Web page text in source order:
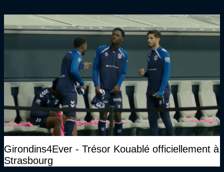
Girondins4Ever - Trésor Kouablé officiellement à
Strasbourg